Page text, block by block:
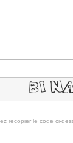
recopier le code ci-